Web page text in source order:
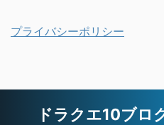
プライバシーポリシー
ドラクエ10ブロ